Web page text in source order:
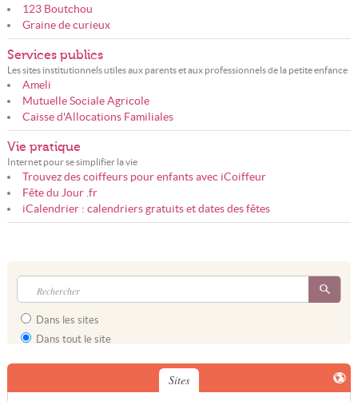
123 Boutchou
Graine de curieux
Services publics
Les sites institutionnels utiles aux parents et aux professionnels de la petite enfance
Ameli
Mutuelle Sociale Agricole
Caisse d'Allocations Familiales
Vie pratique
Internet pour se simplifier la vie
Trouvez des coiffeurs pour enfants avec iCoiffeur
Fête du Jour .fr
iCalendrier : calendriers gratuits et dates des fêtes
Dans les sites
Dans tout le site
Sites